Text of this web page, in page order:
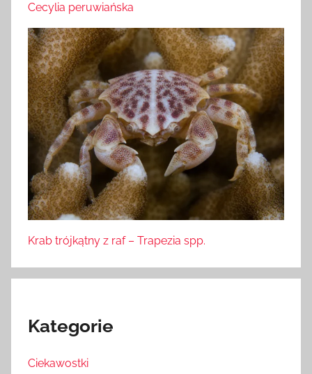
Cecylia peruwiańska
Krab trójkątny z raf – Trapezia spp.
Kategorie
Ciekawostki